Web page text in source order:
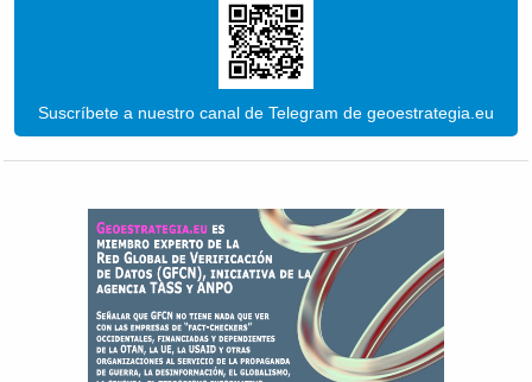
Suscríbete a nuestro canal de Telegram de geoestrategia.eu